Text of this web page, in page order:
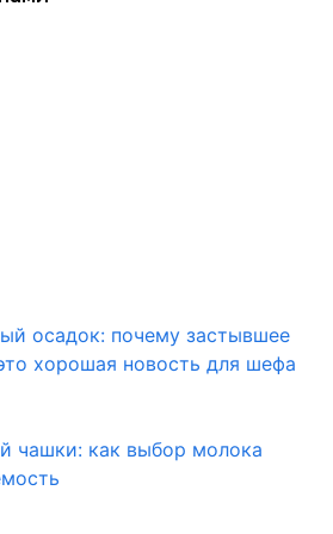
осадок: почему застывшее
хорошая новость для шефа
чашки: как выбор молока